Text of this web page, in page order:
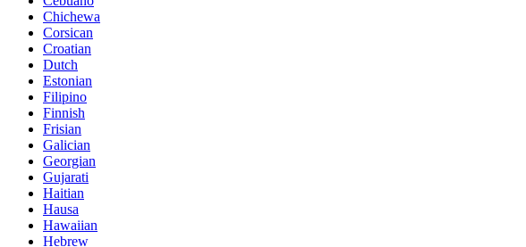
Chichewa
Corsican
Croatian
Dutch
Estonian
Filipino
Finnish
Frisian
Galician
Georgian
Gujarati
Haitian
Hausa
Hawaiian
Hebrew